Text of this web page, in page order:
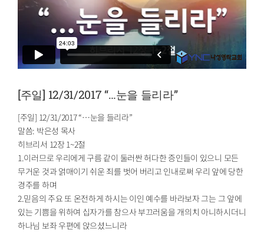
[주일] 12/31/2017 “…눈을 들리라”
[주일] 12/31/2017 “…눈을 들리라”
말씀: 박은성 목사
히브리서 12장 1~2절
1.이러므로 우리에게 구름 같이 둘러싼 허다한 증인들이 있으니 모든
무거운 것과 얽매이기 쉬운 죄를 벗어 버리고 인내로써 우리 앞에 당한
경주를 하며
2.믿음의 주요 또 온전하게 하시는 이인 예수를 바라보자 그는 그 앞에
있는 기쁨을 위하여 십자가를 참으사 부끄러움을 개의치 아니하시더니
하나님 보좌 우편에 앉으셨느니라